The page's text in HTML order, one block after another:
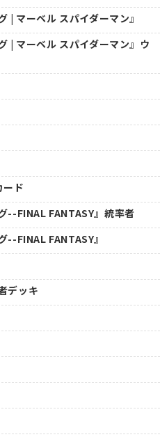
| マーベル スパイダーマン』
| マーベル スパイダーマン』ウ
ード
--FINAL FANTASY』統率者
--FINAL FANTASY』
デッキ